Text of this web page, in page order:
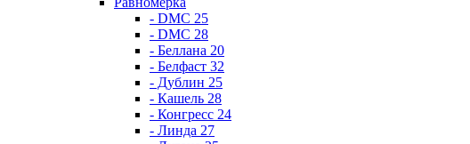
- DMC 25
- DMC 28
- Беллана 20
- Белфаст 32
- Дублин 25
- Кашель 28
- Конгресс 24
- Линда 27